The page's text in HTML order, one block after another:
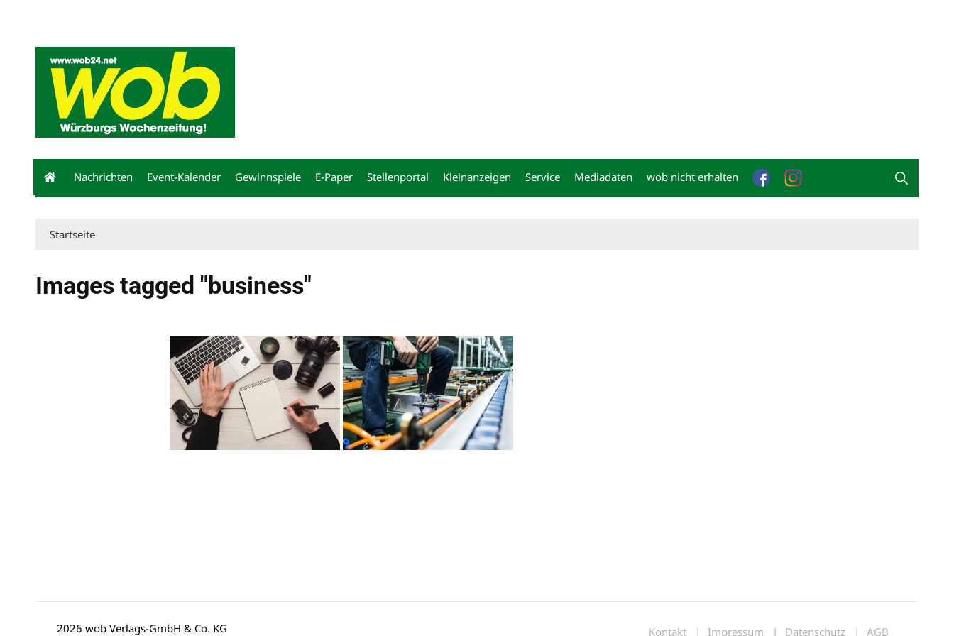
Nachrichten Event-Kalender Gewinnspiele E-Paper Stellenportal Kleinanzeigen Service Mediadaten wob nicht erhalten
Startseite
Images tagged "business"
2026 wob Verlags-GmbH & Co. KG Kontakt Impressum Datenschutz AGB